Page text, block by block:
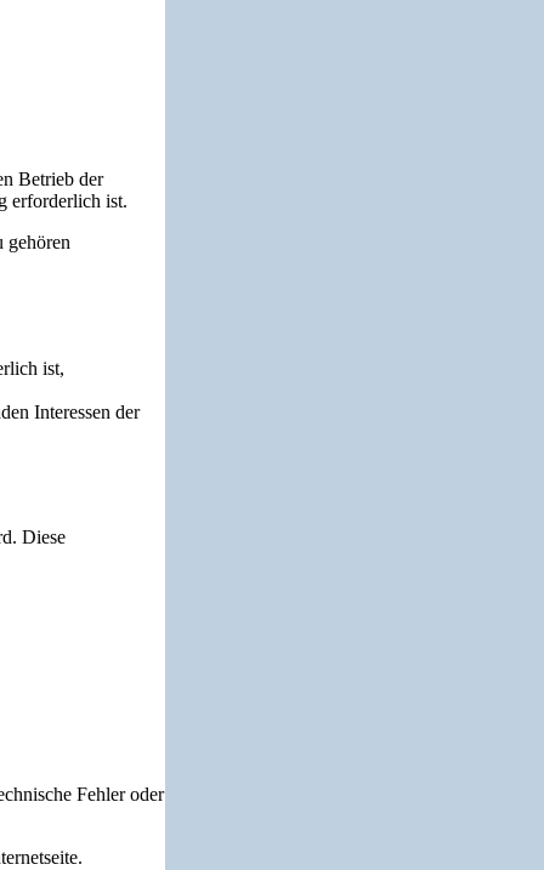
Betrieb der
erforderlich ist.
gehören
ist,
Interessen der
Diese
Fehler oder